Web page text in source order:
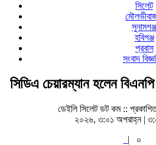
সিলেট
সুনামগঞ্জ
হবিগঞ্জ
প্রবাস
সংবাদ
সিডিএ চেয়ারম্যান হলেন
ডেইলি সিলেট ডট কম ::
২০২৬, ৩:০১ অপরাহ্ন |
|
০